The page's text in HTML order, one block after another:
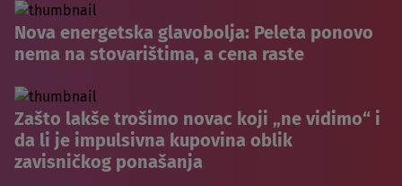
Nova energetska glavobolja: Peleta ponovo
nema na stovarištima, a cena raste
Zašto lakše trošimo novac koji „ne vidimo“ i
da li je impulsivna kupovina oblik
zavisničkog ponašanja